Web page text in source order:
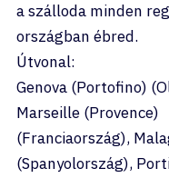
a szálloda minden
országban ébred.
Útvonal:
Genova (Portofino)
Marseille (Provence)
(Franciaország),
(Spanyolország),